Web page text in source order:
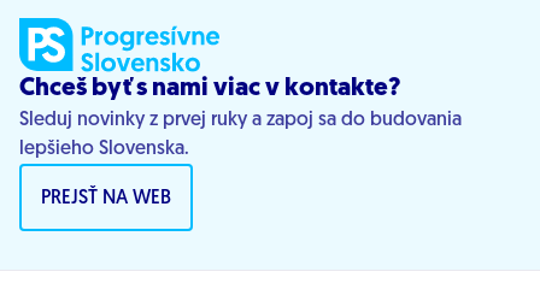
Chceš byť s nami viac v kontakte?
Sleduj novinky z prvej ruky a zapoj sa do budovania
lepšieho Slovenska.
PREJSŤ NA WEB